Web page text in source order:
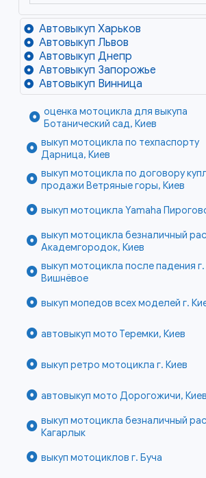
Автовыкуп Харьков
Автовыкуп Львов
Автовыкуп Днепр
Автовыкуп Запорожье
Автовыкуп Винница
оценка мотоцикла для выкупа
Ботанический сад, Киев
выкуп мотоцикла по техпаспорту
Дарница, Киев
выкуп мотоцикла по договору
продажи Ветряные горы, Киев
выкуп мотоцикла Yamaha
выкуп мотоцикла безналичный
Академгородок, Киев
выкуп мотоцикла после падения г.
Вишнёвое
выкуп мопедов всех моделей г.
автовыкуп мото Теремки, Киев
выкуп ретро мотоцикла г. Киев
автовыкуп мото Дорогожичи, Киев
выкуп мотоцикла безналичный
Кагарлык
выкуп мотоциклов г. Буча